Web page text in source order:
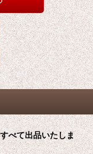
べて出品いたしま